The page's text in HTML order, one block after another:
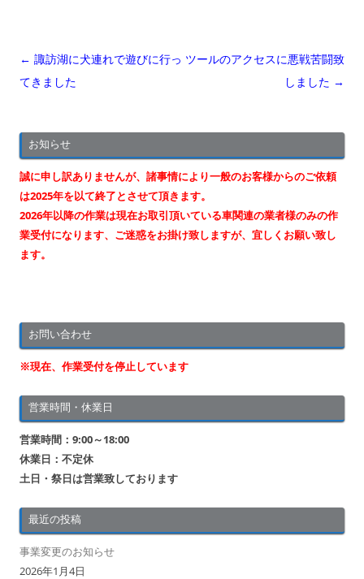
投
稿
ゲ
ー
シ
ョ
ン
← 諏訪湖に犬連れで遊びに行っ
てきました
ツールのアクセスに悪戦苦闘致
しました →
お知らせ
誠に申し訳ありませんが、諸事情により一般のお客様からのご依頼
は2025年を以て終了とさせて頂きます。
2026年以降の作業は現在お取引頂いている車関連の業者様のみの作
業受付になります、ご迷惑をお掛け致しますが、宜しくお願い致し
ます。
お問い合わせ
※現在、作業受付を停止しています
営業時間・休業日
営業時間：9:00～18:00
休業日：不定休
土日・祭日は営業致しております
最近の投稿
事業変更のお知らせ
2026年1月4日